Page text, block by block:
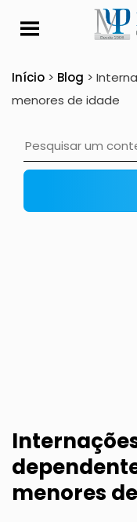
Início > Blog >
menores de idade
menores